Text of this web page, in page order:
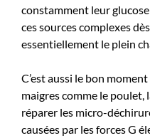
constamment leur
ces sources complexes
essentiellement le plein
C’est aussi le bon
maigres comme le
réparer les micro-
causées par les forces G